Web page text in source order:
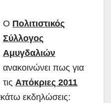
Ο Πολιτιστικός
Σύλλογος
Αμυγδαλιών
ανακοινώνει πως για
τις Απόκριες 2011
εκδηλώσεις: